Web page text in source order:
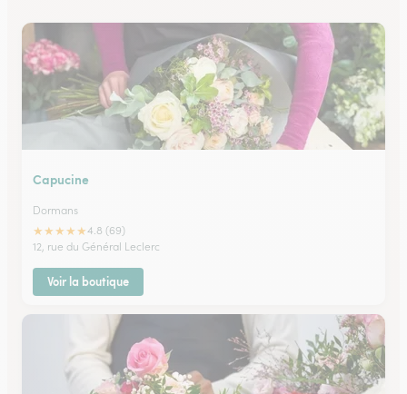
Capucine
Dormans
★★★★★4.8 (69)
12, rue du Général Leclerc
Voir la boutique